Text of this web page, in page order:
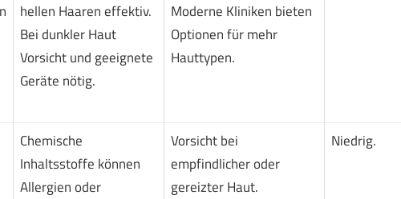
hellen Haaren effektiv.
Bei dunkler Haut
Vorsicht und geeignete
Geräte nötig.
Moderne Kliniken bieten
Optionen für mehr
Hauttypen.
Chemische
Inhaltsstoffe können
Allergien oder
Vorsicht bei
empfindlicher oder
gereizter Haut.
Niedrig.